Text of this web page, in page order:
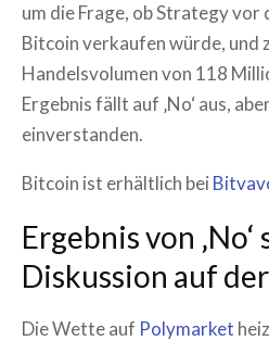
um die Frage, ob Strategy vor
Bitcoin verkaufen würde, und
Handelsvolumen von 118
Ergebnis fällt auf ‚No‘ aus,
einverstanden.
Bitcoin ist erhältlich bei
Ergebnis von
Diskussion auf
Die Wette auf Polymarket